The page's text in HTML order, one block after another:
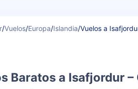
/Vuelos/Europa/Islandia/Vuelos a
Baratos a Isafjordur